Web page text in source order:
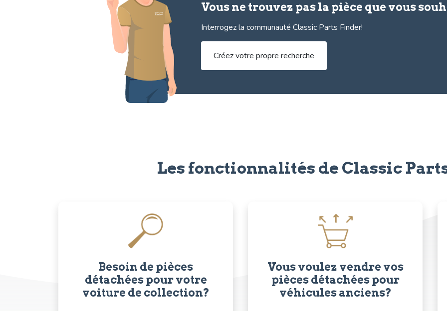
Vous ne trouvez pas la pièce que vous
Interrogez la communauté Classic Parts Finder!
Créez votre propre recherche
Les fonctionnalités de Classic
Besoin de pièces
détachées pour votre
voiture de collection?
Vous voulez vendre vos
pièces détachées pour
véhicules anciens?